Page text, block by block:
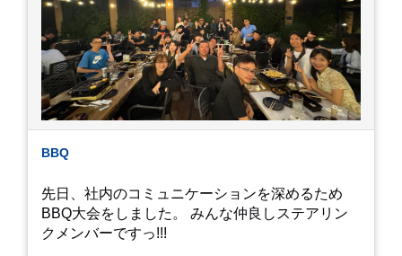
んのトンボが飛んでいますが、自然の中で成虫に
かえるというのは厳しいんだなと 実感しました。
私たち、生かされている以上、一所懸命何かをし
ないともったいないなと メダカのお池のトンボか
ら教えていただきました。
BBQ
先日、社内のコミュニケーションを深めるため
BBQ大会をしました。 みんな仲良しステアリン
クメンバーですっ!!!